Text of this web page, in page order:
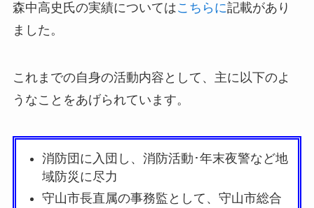
森中高史氏の実績についてはこちらに記載があり
ました。
これまでの自身の活動内容として、主に以下のよ
うなことをあげられています。
消防団に入団し、消防活動･年末夜警など地
域防災に尽力
守山市長直属の事務監として、守山市総合